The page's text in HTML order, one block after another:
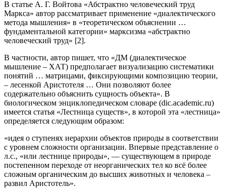
В статье А. Г. Войтова «Абстрактно человеческий труд
Маркса» автор рассматривает применение «диалектического
метода мышления» в «теоретическом объяснении …
фундаментальной категории» марксизма «абстрактно
человеческий труд» [2].
В частности, автор пишет, что «ДМ (диалектическое
мышление – ХАТ) предполагает визуализацию систематики
понятий … матрицами, фиксирующими композицию теории,
– лесенкой Аристотеля … Они позволяют более
содержательно объяснить сущность объекта». В
биологическом энциклопедическом словаре (dic.academic.ru)
имеется статья «Лестница существ», в которой эта «лестница»
определяется следующим образом:
«идея о ступенях иерархии объектов природы в соответствии
с уровнем сложности организации. Впервые представление о
л.с., «или лестнице природы», — существующем в природе
постепенном переходе от неорганических тел ко всё более
сложным органическим до высших животных и человека –
развил Аристотель».